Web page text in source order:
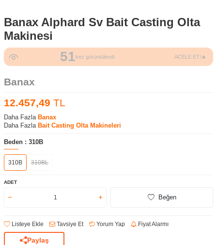
Banax Alphard Sv Bait Casting Olta
Makinesi
51kez görüntülendi ACELE ET!🔥
Banax
12.457,49 TL
Daha Fazla Banax
Daha Fazla Bait Casting Olta Makineleri
Beden : 310B
310B 310BL
ADET
Beğen
Listeye Ekle Tavsiye Et Yorum Yap Fiyat Alarmı
Paylaş